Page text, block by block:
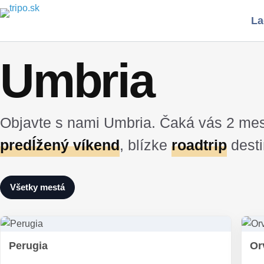
Skip
Umbria
Objavte s nami Umbria. Čaká vás 2
predĺžený víkend, blízke roadtrip
Všetky mestá
Perugia